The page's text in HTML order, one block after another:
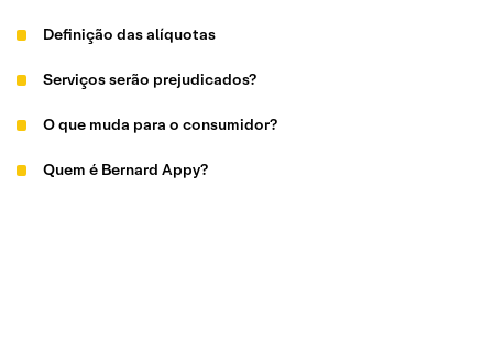
Definição das alíquotas
Serviços serão prejudicados?
O que muda para o consumidor?
Quem é Bernard Appy?